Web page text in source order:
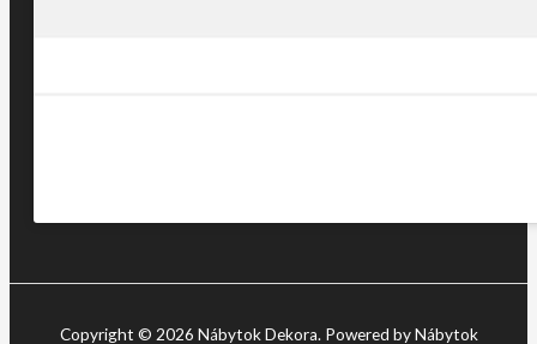
Copyright © 2026 Nábytok Dekora. Powered by Nábytok